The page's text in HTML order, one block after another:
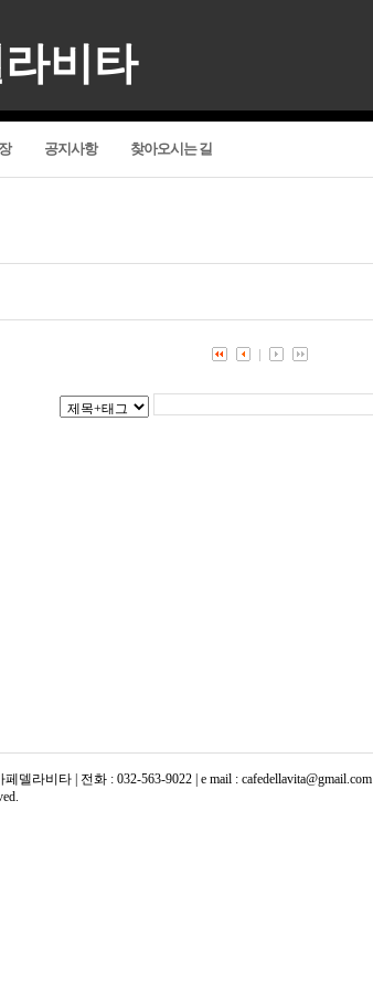
비타
공지사항 찾아오시는 길
라비타 | 전화 : 032-563-9022 | e mail : cafedellavita@gmail.com